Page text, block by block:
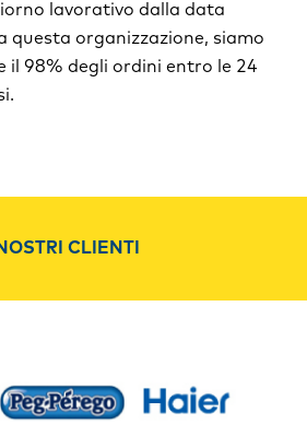
lavorativo dalla data
questa organizzazione, siamo
il 98% degli ordini entro le 24
NOSTRI CLIENTI